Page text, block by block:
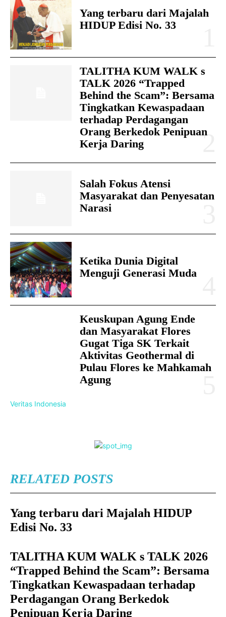
Yang terbaru dari Majalah
HIDUP Edisi No. 33
TALITHA KUM WALK s
TALK 2026 “Trapped
Behind the Scam”: Bersama
Tingkatkan Kewaspadaan
terhadap Perdagangan
Orang Berkedok Penipuan
Kerja Daring
Salah Fokus Atensi
Masyarakat dan Penyesatan
Narasi
Ketika Dunia Digital
Menguji Generasi Muda
Keuskupan Agung Ende
dan Masyarakat Flores
Gugat Tiga SK Terkait
Aktivitas Geothermal di
Pulau Flores ke Mahkamah
Agung
Veritas Indonesia
RELATED POSTS
Yang terbaru dari Majalah HIDUP
Edisi No. 33
TALITHA KUM WALK s TALK 2026
“Trapped Behind the Scam”: Bersama
Tingkatkan Kewaspadaan terhadap
Perdagangan Orang Berkedok
Penipuan Kerja Daring